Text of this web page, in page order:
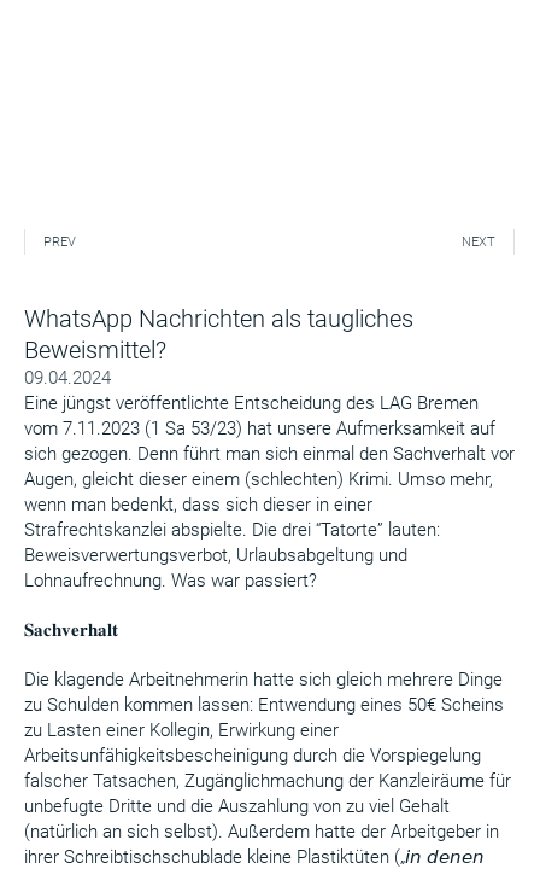
PREV NEXT
WhatsApp Nachrichten als taugliches
Beweismittel?
09.04.2024
Eine jüngst veröffentlichte Entscheidung des LAG Bremen
vom 7.11.2023 (1 Sa 53/23) hat unsere Aufmerksamkeit auf
sich gezogen. Denn führt man sich einmal den Sachverhalt vor
Augen, gleicht dieser einem (schlechten) Krimi. Umso mehr,
wenn man bedenkt, dass sich dieser in einer
Strafrechtskanzlei abspielte. Die drei “Tatorte” lauten:
Beweisverwertungsverbot, Urlaubsabgeltung und
Lohnaufrechnung. Was war passiert?
𝐒𝐚𝐜𝐡𝐯𝐞𝐫𝐡𝐚𝐥𝐭
Die klagende Arbeitnehmerin hatte sich gleich mehrere Dinge
zu Schulden kommen lassen: Entwendung eines 50€ Scheins
zu Lasten einer Kollegin, Erwirkung einer
Arbeitsunfähigkeitsbescheinigung durch die Vorspiegelung
falscher Tatsachen, Zugänglichmachung der Kanzleiräume für
unbefugte Dritte und die Auszahlung von zu viel Gehalt
(natürlich an sich selbst). Außerdem hatte der Arbeitgeber in
ihrer Schreibtischschublade kleine Plastiktüten („𝘪𝘯 𝘥𝘦𝘯𝘦𝘯